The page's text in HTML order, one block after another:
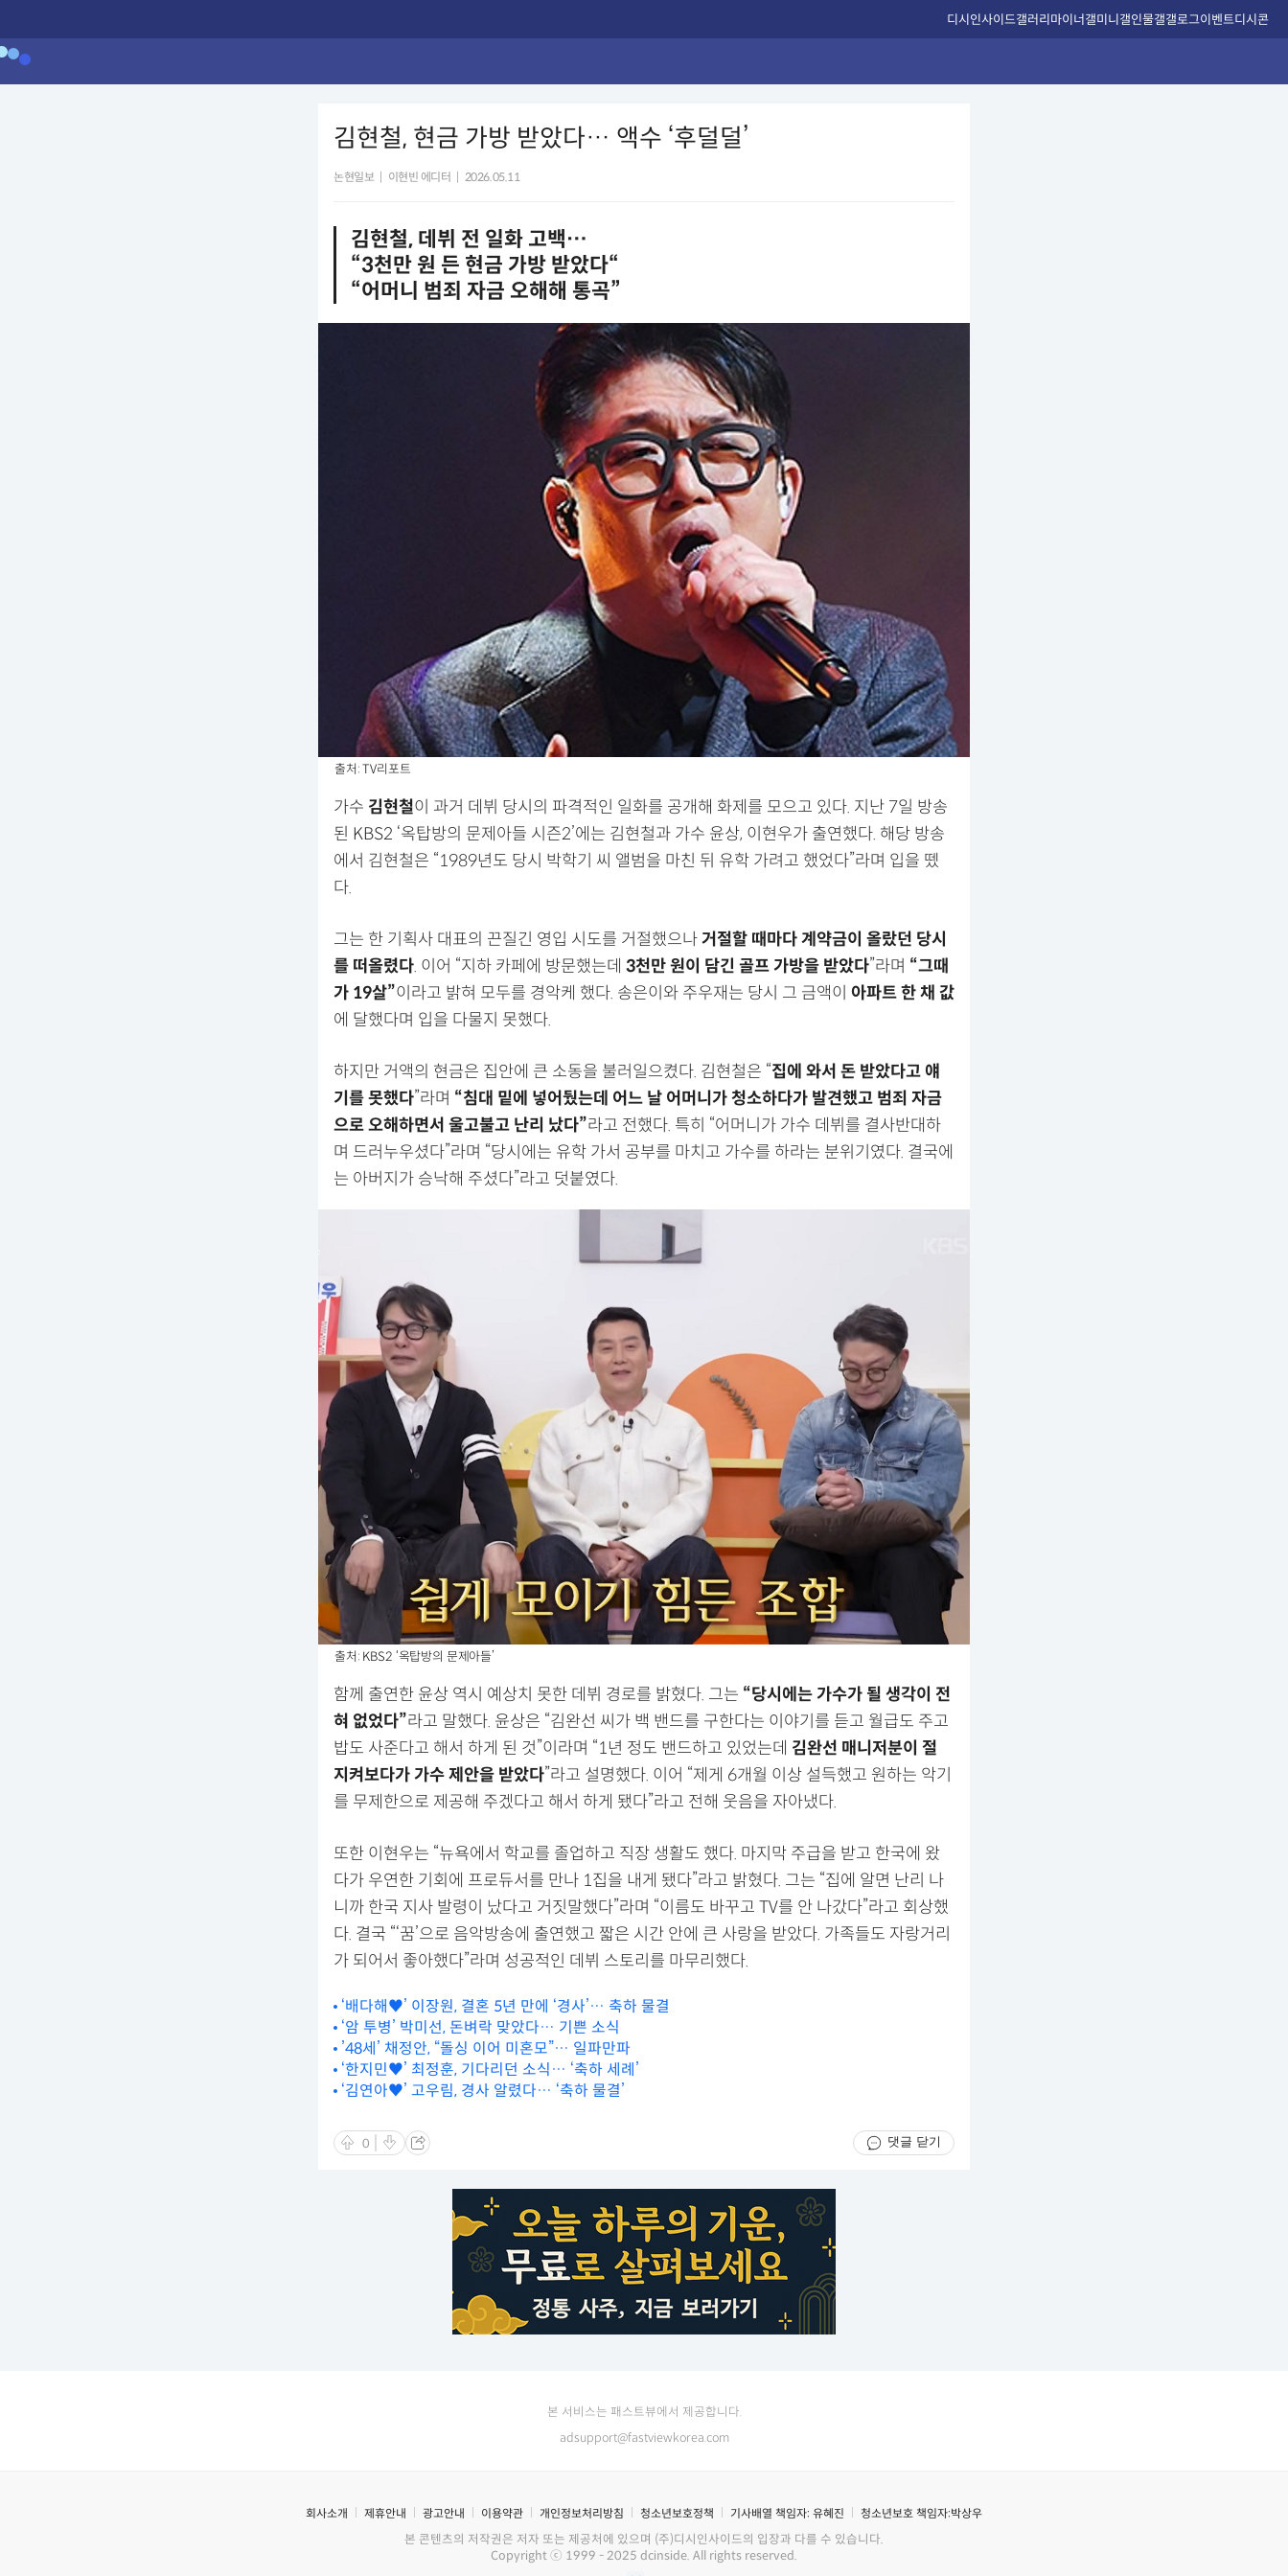
디시인사이드갤러리마이너갤미니갤인물갤갤로그이벤트디시콘
김현철, 현금 가방 받았다… 액수 ‘후덜덜’
논현일보 이현빈 에디터 2026.05.11
김현철, 데뷔 전 일화 고백…
“3천만 원 든 현금 가방 받았다“
“어머니 범죄 자금 오해해 통곡”
출처: TV리포트
가수 김현철이 과거 데뷔 당시의 파격적인 일화를 공개해 화제를 모으고 있다. 지난 7일 방송
된 KBS2 ‘옥탑방의 문제아들 시즌2’에는 김현철과 가수 윤상, 이현우가 출연했다. 해당 방송
에서 김현철은 “1989년도 당시 박학기 씨 앨범을 마친 뒤 유학 가려고 했었다”라며 입을 뗐
다.
그는 한 기획사 대표의 끈질긴 영입 시도를 거절했으나거절할 때마다 계약금이 올랐던 당시
를 떠올렸다. 이어 “지하 카페에 방문했는데 3천만 원이 담긴 골프 가방을 받았다”라며 “그때
가 19살”이라고 밝혀 모두를 경악케 했다. 송은이와 주우재는 당시 그 금액이 아파트 한 채 값
에 달했다며 입을 다물지 못했다.
하지만 거액의 현금은 집안에 큰 소동을 불러일으켰다. 김현철은 “집에 와서 돈 받았다고 얘
기를 못했다”라며 “침대 밑에 넣어뒀는데 어느 날 어머니가 청소하다가 발견했고 범죄 자금
으로 오해하면서 울고불고 난리 났다”라고 전했다. 특히 “어머니가 가수 데뷔를 결사반대하
며 드러누우셨다”라며 “당시에는 유학 가서 공부를 마치고 가수를 하라는 분위기였다. 결국에
는 아버지가 승낙해 주셨다”라고 덧붙였다.
출처: KBS2 ‘옥탑방의 문제아들’
함께 출연한 윤상 역시 예상치 못한 데뷔 경로를 밝혔다. 그는 “당시에는 가수가 될 생각이 전
혀 없었다”라고 말했다. 윤상은 “김완선 씨가 백 밴드를 구한다는 이야기를 듣고 월급도 주고
밥도 사준다고 해서 하게 된 것”이라며 “1년 정도 밴드하고 있었는데 김완선 매니저분이 절
지켜보다가 가수 제안을 받았다”라고 설명했다. 이어 “제게 6개월 이상 설득했고 원하는 악기
를 무제한으로 제공해 주겠다고 해서 하게 됐다”라고 전해 웃음을 자아냈다.
또한 이현우는 “뉴욕에서 학교를 졸업하고 직장 생활도 했다. 마지막 주급을 받고 한국에 왔
다가 우연한 기회에 프로듀서를 만나 1집을 내게 됐다”라고 밝혔다. 그는 “집에 알면 난리 나
니까 한국 지사 발령이 났다고 거짓말했다”라며 “이름도 바꾸고 TV를 안 나갔다”라고 회상했
다. 결국 “‘꿈’으로 음악방송에 출연했고 짧은 시간 안에 큰 사랑을 받았다. 가족들도 자랑거리
가 되어서 좋아했다”라며 성공적인 데뷔 스토리를 마무리했다.
‘배다해♥’ 이장원, 결혼 5년 만에 ‘경사’… 축하 물결
‘암 투병’ 박미선, 돈벼락 맞았다… 기쁜 소식
’48세’ 채정안, “돌싱 이어 미혼모”… 일파만파
‘한지민♥’ 최정훈, 기다리던 소식… ‘축하 세례’
‘김연아♥’ 고우림, 경사 알렸다… ‘축하 물결’
0 댓글 닫기
본 서비스는 패스트뷰에서 제공합니다.
adsupport@fastviewkorea.com
회사소개 제휴안내 광고안내 이용약관 개인정보처리방침 청소년보호정책 기사배열 책임자: 유혜진 청소년보호 책임자:박상우
본 콘텐츠의 저작권은 저자 또는 제공처에 있으며 (주)디시인사이드의 입장과 다를 수 있습니다.
Copyright ⓒ 1999 - 2025 dcinside. All rights reserved.